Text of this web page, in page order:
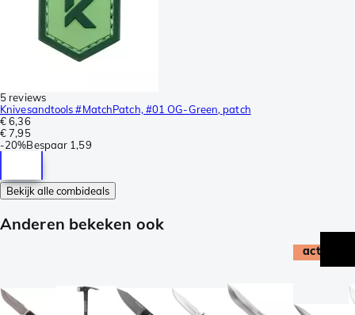
5 reviews
Knivesandtools #MatchPatch, #01 OG-Green, patch
€ 6,36
€ 7,95
-20%Bespaar 1,59
Bekijk alle combideals
Anderen bekeken ook
actie